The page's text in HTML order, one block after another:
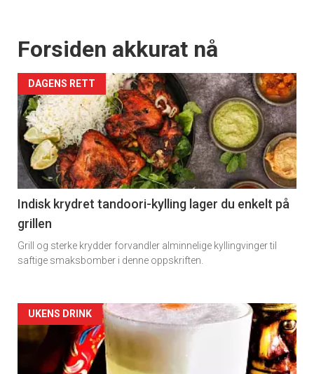
Forsiden akkurat nå
DAGENS RETT
Indisk krydret tandoori-kylling lager du enkelt på
grillen
Grill og sterke krydder forvandler alminnelige kyllingvinger til
saftige smaksbomber i denne oppskriften.
Forsiden
akkurat
UKENS DRINK